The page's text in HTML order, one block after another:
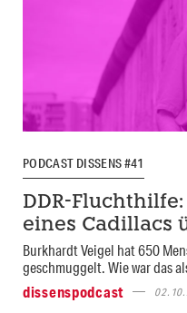
PODCAST DISSENS #41
DDR-
eines Cadillacs
Burkhardt Veigel hat 650
geschmuggelt. Wie war das
dissenspodcast